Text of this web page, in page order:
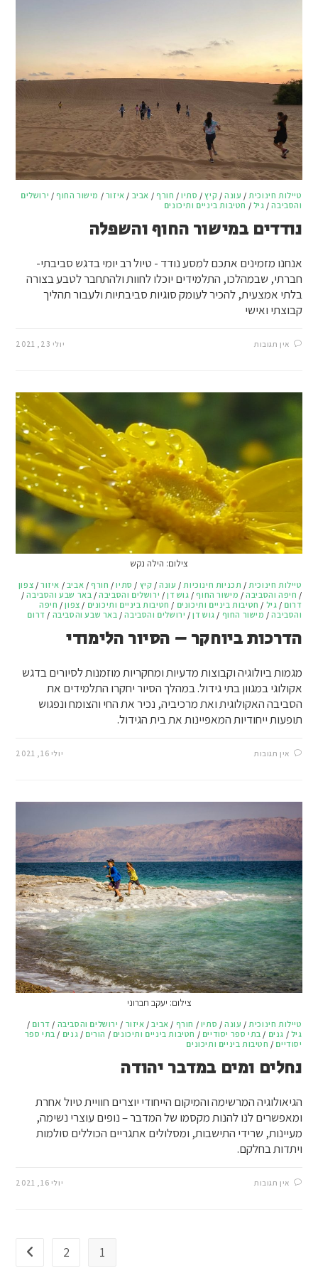
טיילות חינוכית / עונה / קיץ/ סתיו/ חורף / אביב / איזור / מישור החוף/ ירושלים
והסביבה/ גיל / חטיבות ביניים ותיכונים
נודדים במישור החוף והשפלה
אנחנו מזמינים אתכם למסע נודד - טיול רב יומי בדגש סביבתי-
חברתי, שבמהלכו, התלמידים יוכלו לחוות ולהתחבר לטבע בצורה
בלתי אמצעית, להכיר לעומק סוגיות סביבתיות ולעבור תהליך
קבוצתי ואישי
אין תגובות יולי 23, 2021
צילום: הילה נקש
טיילות חינוכית/ תכניות חינוכיות/ עונה/ קיץ / סתיו/ חורף/ אביב / איזור/ צפון
/ חיפה והסביבה/ מישור החוף/ גוש דן / ירושלים והסביבה/ באר שבע והסביבה/
דרום / גיל / חטיבות ביניים ותיכונים / חטיבות ביניים ותיכונים / צפון/ חיפה
והסביבה/ מישור החוף / גוש דן/ ירושלים והסביבה/ באר שבע והסביבה / דרום
הדרכות ביוחקר – הסיור הלימודי
מגמות ביולוגיה וקבוצות מדעיות ומחקריות מוזמנות לסיורים בדגש
אקולוגי במגוון בתי גידול. במהלך הסיור יחקרו התלמידים את
הסביבה האקולוגית ואת מרכיביה, נכיר את החי והצומח ונפגוש
תופעות ייחודיות המאפיינות את בית הגידול.
אין תגובות יולי 16, 2021
צילום: יעקב חברוני
טיילות חינוכית/ עונה / סתיו / חורף / אביב/ איזור / ירושלים והסביבה / דרום /
גיל / גנים / בתי ספר יסודיים / חטיבות ביניים ותיכונים / הורים / גנים / בתי ספר
יסודיים / חטיבות ביניים ותיכונים
נחלים ומים במדבר יהודה
הגיאולוגיה המרשימה והמיקום הייחודי יוצרים חוויית טיול אחרת
ומאפשרים לנו להנות מקסמו של המדבר – נופים עוצרי נשימה,
מעיינות, שרידי התישבות, ומסלולים אתגריים הכוללים סולמות
ויתדות בחלקם.
אין תגובות יולי 16, 2021
1
2 מעבר